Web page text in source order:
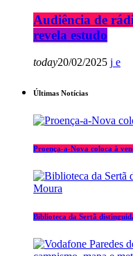
Audiência de
revela estudo
today20/02/2025
Últimas Notícias
Proença-a-Nova coloca à
Biblioteca da Sertã